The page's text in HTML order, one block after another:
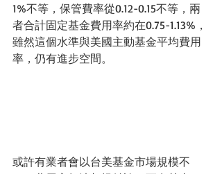
1%不等，保管費率從0.12-0.15不等，兩
者合計固定基金費用率約在0.75-1.13%，
雖然這個水準與美國主動基金平均費用
率，仍有進步空間。
或許有業者會以台美基金市場規模不